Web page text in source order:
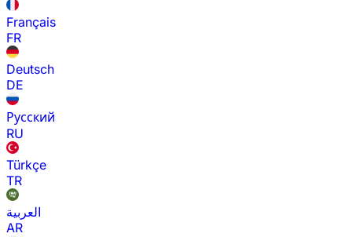
Français
FR
Deutsch
DE
Русский
RU
Türkçe
TR
العربية
AR